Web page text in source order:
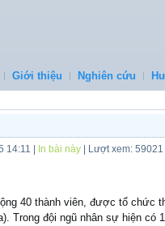
Giới thiệu Nghiên cứu
14:11 In bài này | Lượt xem: 59021
40 thành viên, được tổ chức
Trong đội ngũ nhân sự hiện